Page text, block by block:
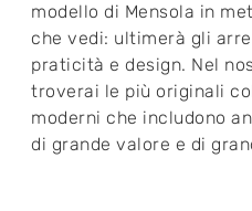
modello di Mensola in
che vedi: ultimerà gli
praticità e design. Nel
troverai le più originali
moderni che includono
di grande valore e di